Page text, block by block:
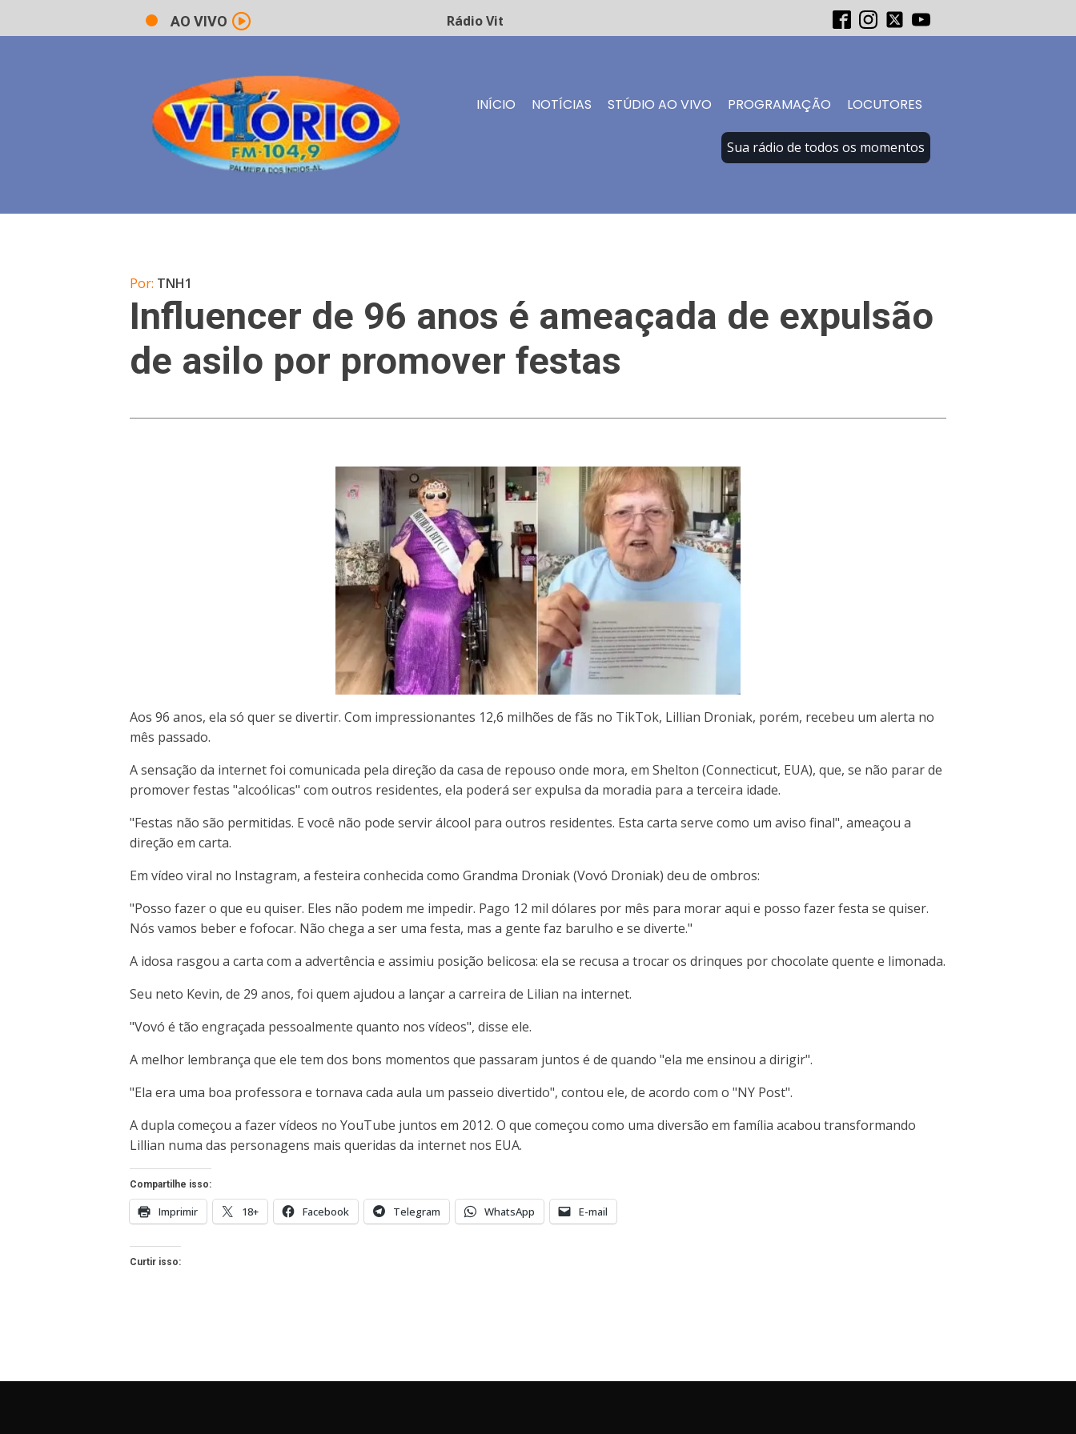
AO VIVO Rádio Vitório FM - Transmissão ao vivo
INÍCIO NOTÍCIAS STÚDIO AO VIVO PROGRAMAÇÃO LOCUTORES
Sua rádio de todos os momentos
Por: TNH1
Influencer de 96 anos é ameaçada de expulsão
de asilo por promover festas
Aos 96 anos, ela só quer se divertir. Com impressionantes 12,6 milhões de fãs no TikTok, Lillian Droniak, porém, recebeu um alerta no
mês passado.
A sensação da internet foi comunicada pela direção da casa de repouso onde mora, em Shelton (Connecticut, EUA), que, se não parar de
promover festas "alcoólicas" com outros residentes, ela poderá ser expulsa da moradia para a terceira idade.
"Festas não são permitidas. E você não pode servir álcool para outros residentes. Esta carta serve como um aviso final", ameaçou a
direção em carta.
Em vídeo viral no Instagram, a festeira conhecida como Grandma Droniak (Vovó Droniak) deu de ombros:
"Posso fazer o que eu quiser. Eles não podem me impedir. Pago 12 mil dólares por mês para morar aqui e posso fazer festa se quiser.
Nós vamos beber e fofocar. Não chega a ser uma festa, mas a gente faz barulho e se diverte."
A idosa rasgou a carta com a advertência e assimiu posição belicosa: ela se recusa a trocar os drinques por chocolate quente e limonada.
Seu neto Kevin, de 29 anos, foi quem ajudou a lançar a carreira de Lilian na internet.
"Vovó é tão engraçada pessoalmente quanto nos vídeos", disse ele.
A melhor lembrança que ele tem dos bons momentos que passaram juntos é de quando "ela me ensinou a dirigir".
"Ela era uma boa professora e tornava cada aula um passeio divertido", contou ele, de acordo com o "NY Post".
A dupla começou a fazer vídeos no YouTube juntos em 2012. O que começou como uma diversão em família acabou transformando
Lillian numa das personagens mais queridas da internet nos EUA.
Compartilhe isso:
Imprimir 18+ Facebook Telegram WhatsApp E-mail
Curtir isso: